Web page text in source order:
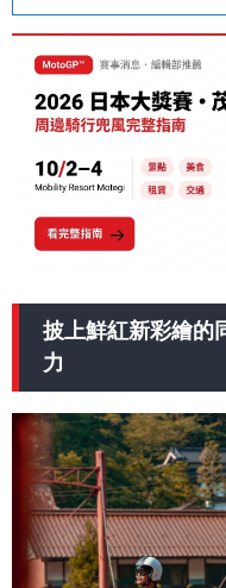
披上鮮紅新彩繪的
力